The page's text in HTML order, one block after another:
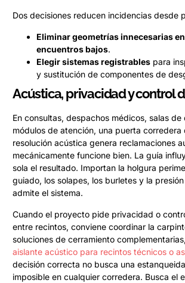
Dos decisiones reducen incidencias desde
Eliminar geometrías innecesarias
encuentros bajos.
Elegir sistemas registrables para
y sustitución de componentes de
Acústica, privacidad y control
En consultas, despachos médicos, salas de
módulos de atención, una puerta corredera
resolución acústica genera reclamaciones
mecánicamente funcione bien. La guía
sola el resultado. Importan la holgura
guiado, los solapes, los burletes y la
admite el sistema.
Cuando el proyecto pide privacidad o
entre recintos, conviene coordinar la
soluciones de cerramiento
aislante acústico para recintos técnicos o
decisión correcta no busca una
imposible en cualquier corredera. Busca el